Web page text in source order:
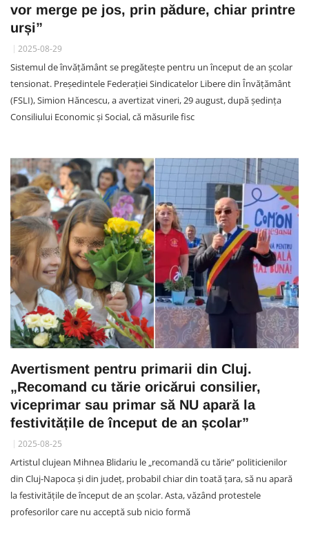
vor merge pe jos, prin pădure, chiar printre
urși”
2025-08-29
Sistemul de învățământ se pregătește pentru un început de an școlar
tensionat. Președintele Federației Sindicatelor Libere din Învățământ
(FSLI), Simion Hăncescu, a avertizat vineri, 29 august, după ședința
Consiliului Economic și Social, că măsurile fisc
Avertisment pentru primarii din Cluj.
„Recomand cu tărie oricărui consilier,
viceprimar sau primar să NU apară la
festivitățile de început de an școlar”
2025-08-25
Artistul clujean Mihnea Blidariu le „recomandă cu tărie” politicienilor
din Cluj-Napoca și din județ, probabil chiar din toată țara, să nu apară
la festivitățile de început de an școlar. Asta, văzând protestele
profesorilor care nu acceptă sub nicio formă